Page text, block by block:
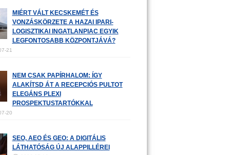
MIÉRT VÁLT KECSKEMÉT ÉS
VONZÁSKÖRZETE A HAZAI IPARI-
LOGISZTIKAI INGATLANPIAC EGYIK
LEGFONTOSABB KÖZPONTJÁVÁ?
21
NEM CSAK PAPÍRHALOM: ÍGY
ALAKÍTSD ÁT A RECEPCIÓS PULTOT
ELEGÁNS PLEXI
PROSPEKTUSTARTÓKKAL
20
SEO, AEO ÉS GEO: A DIGITÁLIS
LÁTHATÓSÁG ÚJ ALAPPILLÉREI